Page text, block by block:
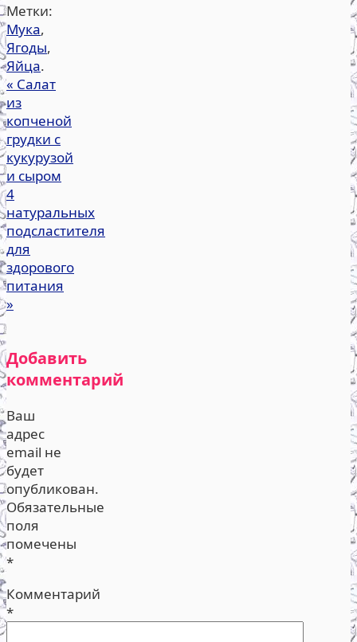
Метки:
Мука,
Ягоды,
Яйца.
« Салат
из
копченой
грудки с
кукурузой
и сыром
4
натуральных
подсластителя
для
здорового
питания
»
Добавить
комментарий
Ваш
адрес
email не
будет
опубликован.
Обязательные
поля
помечены
*
Комментарий
*